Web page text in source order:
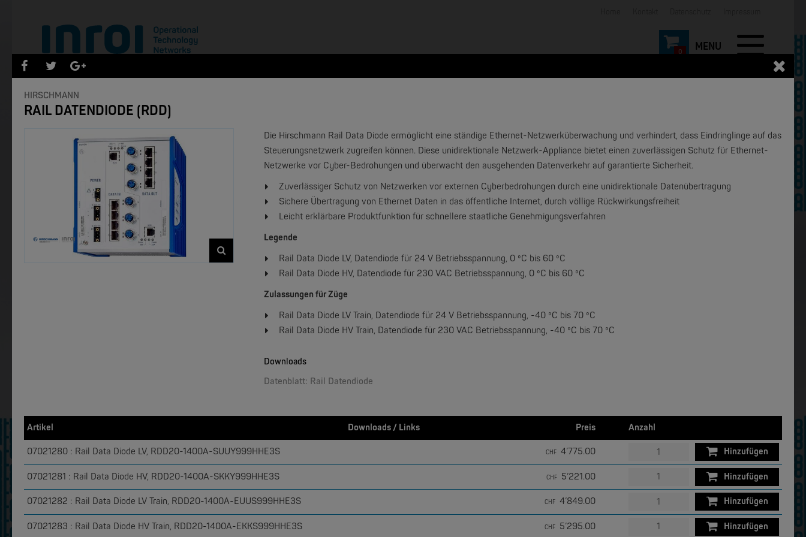
HIRSCHMANN
RAIL DATENDIODE (RDD)
Die Hirschmann Rail Data Diode ermöglicht eine ständige Ethernet-Netzwerküberwachung und verhindert, dass Eindringlinge auf das
Steuerungsnetzwerk zugreifen können. Diese unidirektionale Netzwerk-Appliance bietet einen zuverlässigen Schutz für Ethernet-
Netzwerke vor Cyber-Bedrohungen und überwacht den ausgehenden Datenverkehr auf garantierte Sicherheit.
Zuverlässiger Schutz von Netzwerken vor externen Cyberbedrohungen durch eine unidirektionale Datenübertragung
Sichere Übertragung von Ethernet Daten in das öffentliche Internet, durch völlige Rückwirkungsfreiheit
Leicht erklärbare Produktfunktion für schnellere staatliche Genehmigungsverfahren
Legende
Rail Data Diode LV, Datendiode für 24 V Betriebsspannung, 0 ºC bis 60 ºC
Rail Data Diode HV, Datendiode für 230 VAC Betriebsspannung, 0 ºC bis 60 ºC
Zulassungen für Züge
Rail Data Diode LV Train, Datendiode für 24 V Betriebsspannung, -40 ºC bis 70 ºC
Rail Data Diode HV Train, Datendiode für 230 VAC Betriebsspannung, -40 ºC bis 70 ºC
Downloads
Datenblatt: Rail Datendiode
Artikel Downloads / Links Preis Anzahl
07021280 : Rail Data Diode LV, RDD20-1400A-SUUY999HHE3S CHF 4’775.00 Hinzufügen
07021281 : Rail Data Diode HV, RDD20-1400A-SKKY999HHE3S CHF 5’221.00 Hinzufügen
07021282 : Rail Data Diode LV Train, RDD20-1400A-EUUS999HHE3S CHF 4’849.00 Hinzufügen
07021283 : Rail Data Diode HV Train, RDD20-1400A-EKKS999HHE3S CHF 5’295.00 Hinzufügen
0
INDUSTRIAL SECURITY SYSTEM
HIRSCHMANN HIRSCHMANN